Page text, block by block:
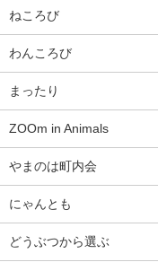
ねころび
わんころび
まったり
ZOOm in Animals
やまのは町内会
にゃんとも
どうぶつから選ぶ